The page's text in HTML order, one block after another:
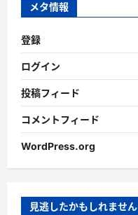
メタ情報
登録
ログイン
投稿フィード
コメントフィード
WordPress.org
見逃したかもしれません